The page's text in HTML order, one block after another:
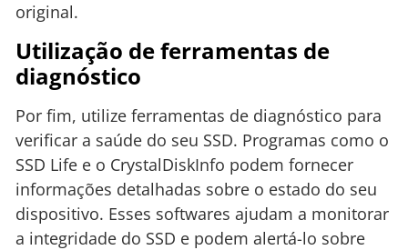
original.
Utilização de ferramentas de
diagnóstico
Por fim, utilize ferramentas de diagnóstico para
verificar a saúde do seu SSD. Programas como o
SSD Life e o CrystalDiskInfo podem fornecer
informações detalhadas sobre o estado do seu
dispositivo. Esses softwares ajudam a monitorar
a integridade do SSD e podem alertá-lo sobre